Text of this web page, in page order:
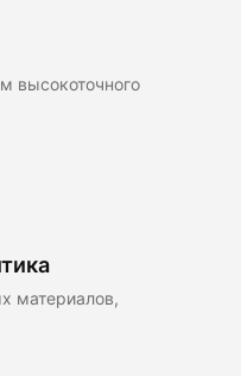
высокоточного
материалов,